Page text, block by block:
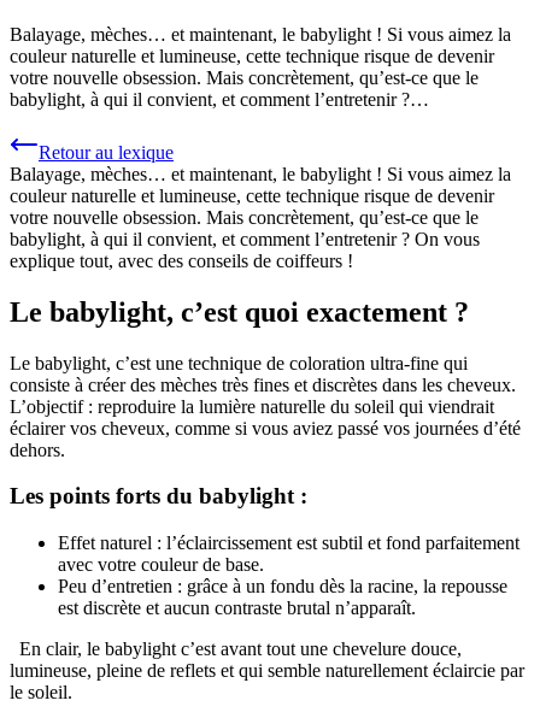
Balayage, mèches… et maintenant, le babylight ! Si vous aimez la
couleur naturelle et lumineuse, cette technique risque de devenir
votre nouvelle obsession. Mais concrètement, qu’est-ce que le
babylight, à qui il convient, et comment l’entretenir ?…
Retour au lexique
Balayage, mèches… et maintenant, le babylight ! Si vous aimez la
couleur naturelle et lumineuse, cette technique risque de devenir
votre nouvelle obsession. Mais concrètement, qu’est-ce que le
babylight, à qui il convient, et comment l’entretenir ? On vous
explique tout, avec des conseils de coiffeurs !
Le babylight, c’est quoi exactement ?
Le babylight, c’est une technique de coloration ultra-fine qui
consiste à créer des mèches très fines et discrètes dans les cheveux.
L’objectif : reproduire la lumière naturelle du soleil qui viendrait
éclairer vos cheveux, comme si vous aviez passé vos journées d’été
dehors.
Les points forts du babylight :
Effet naturel : l’éclaircissement est subtil et fond parfaitement
avec votre couleur de base.
Peu d’entretien : grâce à un fondu dès la racine, la repousse
est discrète et aucun contraste brutal n’apparaît.
En clair, le babylight c’est avant tout une chevelure douce,
lumineuse, pleine de reflets et qui semble naturellement éclaircie par
le soleil.